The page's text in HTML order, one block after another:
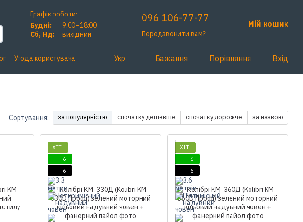
Графік роботи:
Будні:
9:00–18:00
Сб, Нд:
вихідний
096 106-77-77
Передзвонити вам?
Мій кошик
Угода користувача Укр Бажання Порівняння Вхід
Сортування: за популярністю спочатку дешевше спочатку дорожче за назвою
ХІТ
6
6
ХІТ
6
6